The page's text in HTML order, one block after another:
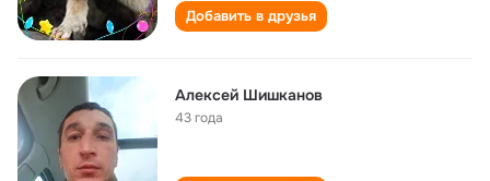
Добавить в друзья
Алексей Шишканов
43 года